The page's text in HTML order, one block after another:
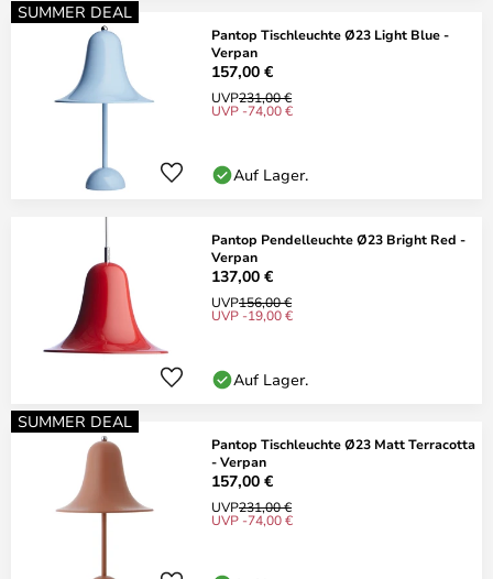
SUMMER DEAL
Pantop Tischleuchte Ø23 Light Blue -
Verpan
157,00 €
UVP231,00 €
UVP -74,00 €
Auf Lager.
Pantop Pendelleuchte Ø23 Bright Red -
Verpan
137,00 €
UVP156,00 €
UVP -19,00 €
Auf Lager.
SUMMER DEAL
Pantop Tischleuchte Ø23 Matt Terracotta
- Verpan
157,00 €
UVP231,00 €
UVP -74,00 €